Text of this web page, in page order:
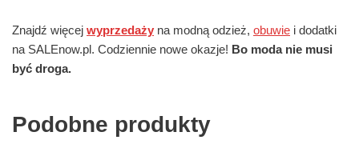
Znajdź więcej wyprzedaży na modną odzież, obuwie i dodatki
na SALEnow.pl. Codziennie nowe okazje! Bo moda nie musi
być droga.
Podobne produkty